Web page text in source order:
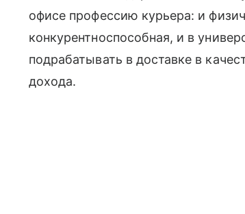
офисе профессию курьера: и
конкурентноспособная, и в
подрабатывать в доставке в
дохода.